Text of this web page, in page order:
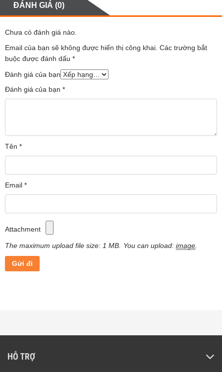
ĐÁNH GIÁ (0)
Chưa có đánh giá nào.
Email của bạn sẽ không được hiển thị công khai. Các trường bắt
buộc được đánh dấu *
Đánh giá của bạn
Đánh giá của bạn *
Tên *
Email *
Attachment
The maximum upload file size: 1 MB. You can upload: image
HỖ TRỢ